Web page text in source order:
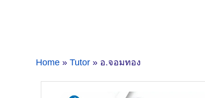
Home » Tutor » อ.จอมทอง